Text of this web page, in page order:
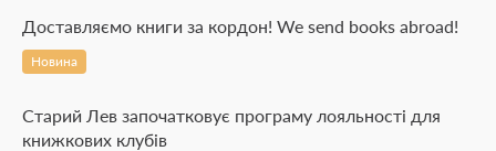
Доставляємо книги за кордон! We send books abroad!
Новина
Старий Лев започатковує програму лояльності для
книжкових клубів